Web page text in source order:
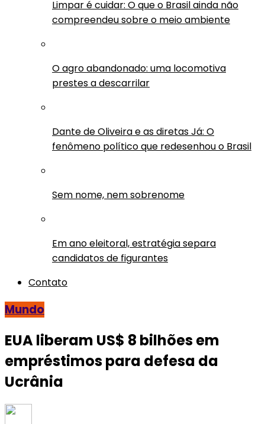
Limpar é cuidar: O que o Brasil ainda não
compreendeu sobre o meio ambiente
O agro abandonado: uma locomotiva
prestes a descarrilar
Dante de Oliveira e as diretas Já: O
fenômeno político que redesenhou o Brasil
Sem nome, nem sobrenome
Em ano eleitoral, estratégia separa
candidatos de figurantes
Contato
Mundo
EUA liberam US$ 8 bilhões em
empréstimos para defesa da
Ucrânia